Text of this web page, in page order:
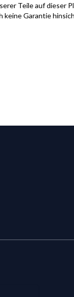
Teile auf dieser
keine Garantie